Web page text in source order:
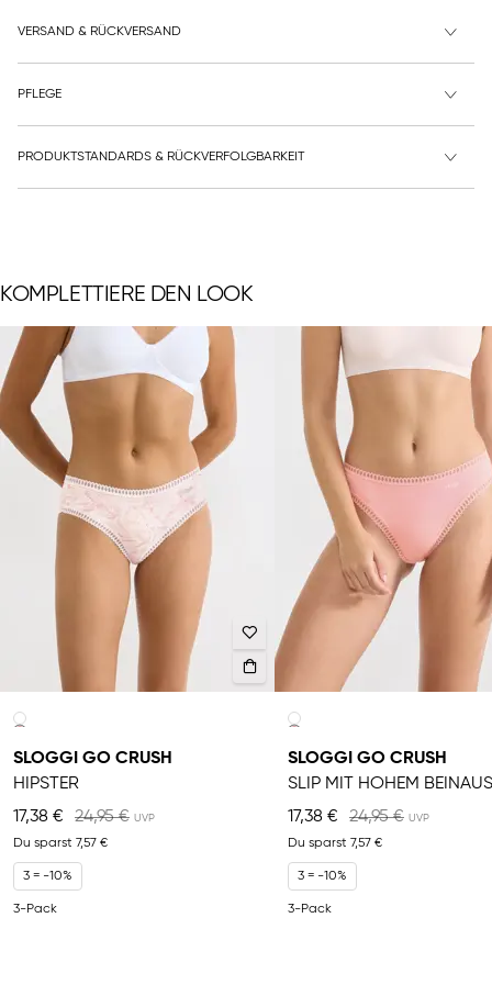
VERSAND & RÜCKVERSAND
PFLEGE
PRODUKTSTANDARDS & RÜCKVERFOLGBARKEIT
KOMPLETTIERE DEN LOOK
SLOGGI GO CRUSH
HIPSTER
17,38 €
24,95 €
Du sparst 7,57 €
3 = -10%
3-Pack
SLOGGI GO CRUSH
17,38 € 24,95 €
Du sparst 7,57 €
3 = -10%
3-Pack